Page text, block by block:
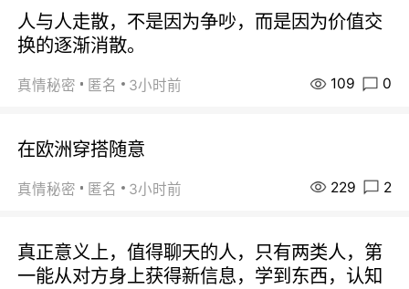
人与人走散，不是因为争吵，而是因为价值交
换的逐渐消散。
真情秘密 匿名 3小时前 109 0
在欧洲穿搭随意
真情秘密 匿名 3小时前 229 2
真正意义上，值得聊天的人，只有两类人，第
一能从对方身上获得新信息，学到东西，认知